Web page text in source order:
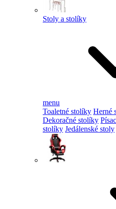
Stoly a stolíky
menu
Toaletné stolíky Herné
Dekoračné stolíky
stolíky Jedálenské stoly